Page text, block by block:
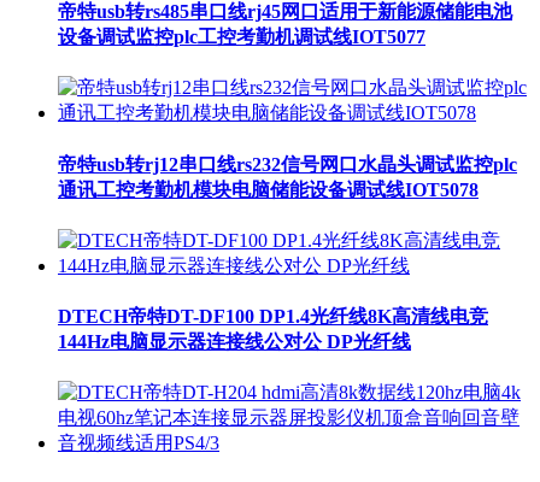
帝特usb转rs485串口线rj45网口适用于新能源储能电池
设备调试监控plc工控考勤机调试线IOT5077
帝特usb转rj12串口线rs232信号网口水晶头调试监控plc
通讯工控考勤机模块电脑储能设备调试线IOT5078
DTECH帝特DT-DF100 DP1.4光纤线8K高清线电竞
144Hz电脑显示器连接线公对公 DP光纤线